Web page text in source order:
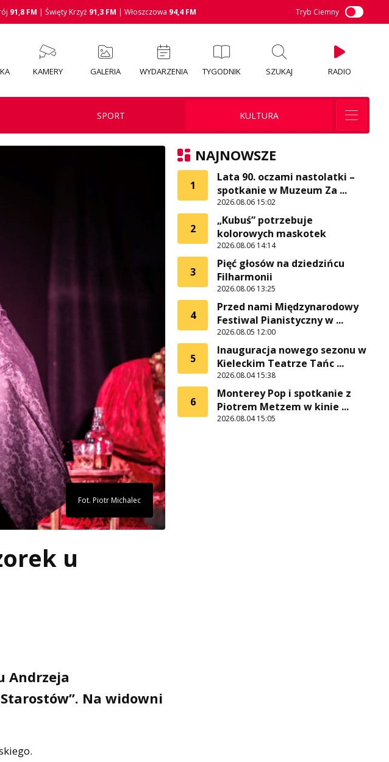
91,8 FM | Święty Krzyż 91,3 FM | Włoszczowa 94,4 FM Tryb Ciemny
KAMERY GALERIA WYDARZENIA TYGODNIK SZUKAJ RADIO
SPORT KULTURA
Fot. Piotr Michalec
u
Andrzeja
Na widowni
NAJNOWSZE
1
Lata 90. oczami nastolatki –
spotkanie w Muzeum Za ...
2026.08.06 15:02
2
„Kubuś” potrzebuje
kolorowych maskotek
2026.08.06 14:14
3
Pięć głosów na dziedzińcu
Filharmonii
2026.08.06 13:25
4
Przed nami Międzynarodowy
Festiwal Pianistyczny w ...
2026.08.05 12:00
5
Inauguracja nowego sezonu w
Kieleckim Teatrze Tańc ...
2026.08.04 15:38
6
Monterey Pop i spotkanie z
Piotrem Metzem w kinie ...
2026.08.04 15:05